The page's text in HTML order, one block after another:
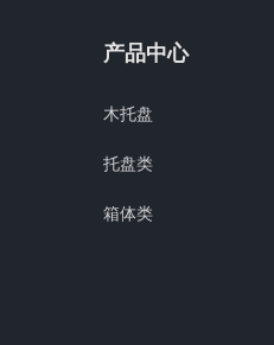
产品中心
木托盘
托盘类
箱体类